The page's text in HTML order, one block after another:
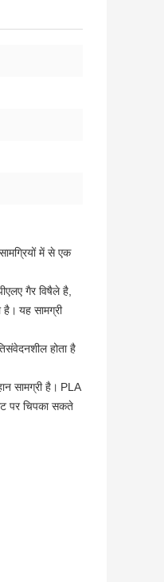
में से एक
गैर विषैले है,
है। यह सामग्री
होता है
सामग्री है। PLA
पर चिपका सकते